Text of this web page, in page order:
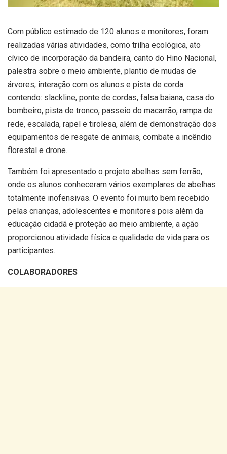
Com público estimado de 120 alunos e monitores, foram
realizadas várias atividades, como trilha ecológica, ato
cívico de incorporação da bandeira, canto do Hino Nacional,
palestra sobre o meio ambiente, plantio de mudas de
árvores, interação com os alunos e pista de corda
contendo: slackline, ponte de cordas, falsa baiana, casa do
bombeiro, pista de tronco, passeio do macarrão, rampa de
rede, escalada, rapel e tirolesa, além de demonstração dos
equipamentos de resgate de animais, combate a incêndio
florestal e drone.
Também foi apresentado o projeto abelhas sem ferrão,
onde os alunos conheceram vários exemplares de abelhas
totalmente inofensivas. O evento foi muito bem recebido
pelas crianças, adolescentes e monitores pois além da
educação cidadã e proteção ao meio ambiente, a ação
proporcionou atividade física e qualidade de vida para os
participantes.
COLABORADORES